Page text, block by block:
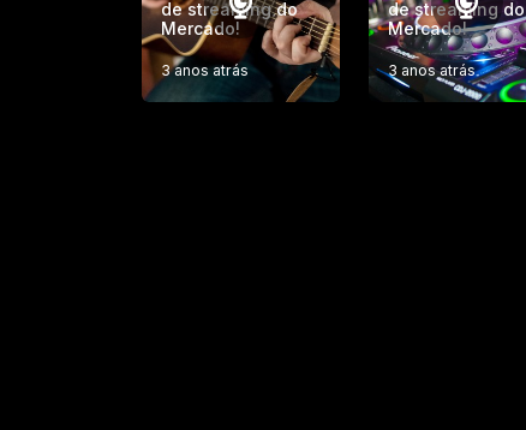
de streaming do
Mercado!
3 anos atrás
de streaming do
Mercado!
3 anos atrás